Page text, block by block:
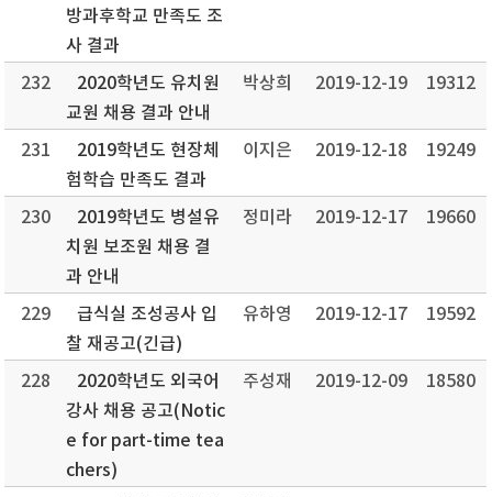
방과후학교 만족도 조
사 결과
232
2020학년도 유치원
교원 채용 결과 안내
박상희 2019-12-19 19312
231
2019학년도 현장체
험학습 만족도 결과
이지은 2019-12-18 19249
230
2019학년도 병설유
치원 보조원 채용 결
과 안내
정미라 2019-12-17 19660
229
급식실 조성공사 입
찰 재공고(긴급)
유하영 2019-12-17 19592
228
2020학년도 외국어
강사 채용 공고(Notic
e for part-time tea
chers)
주성재 2019-12-09 18580